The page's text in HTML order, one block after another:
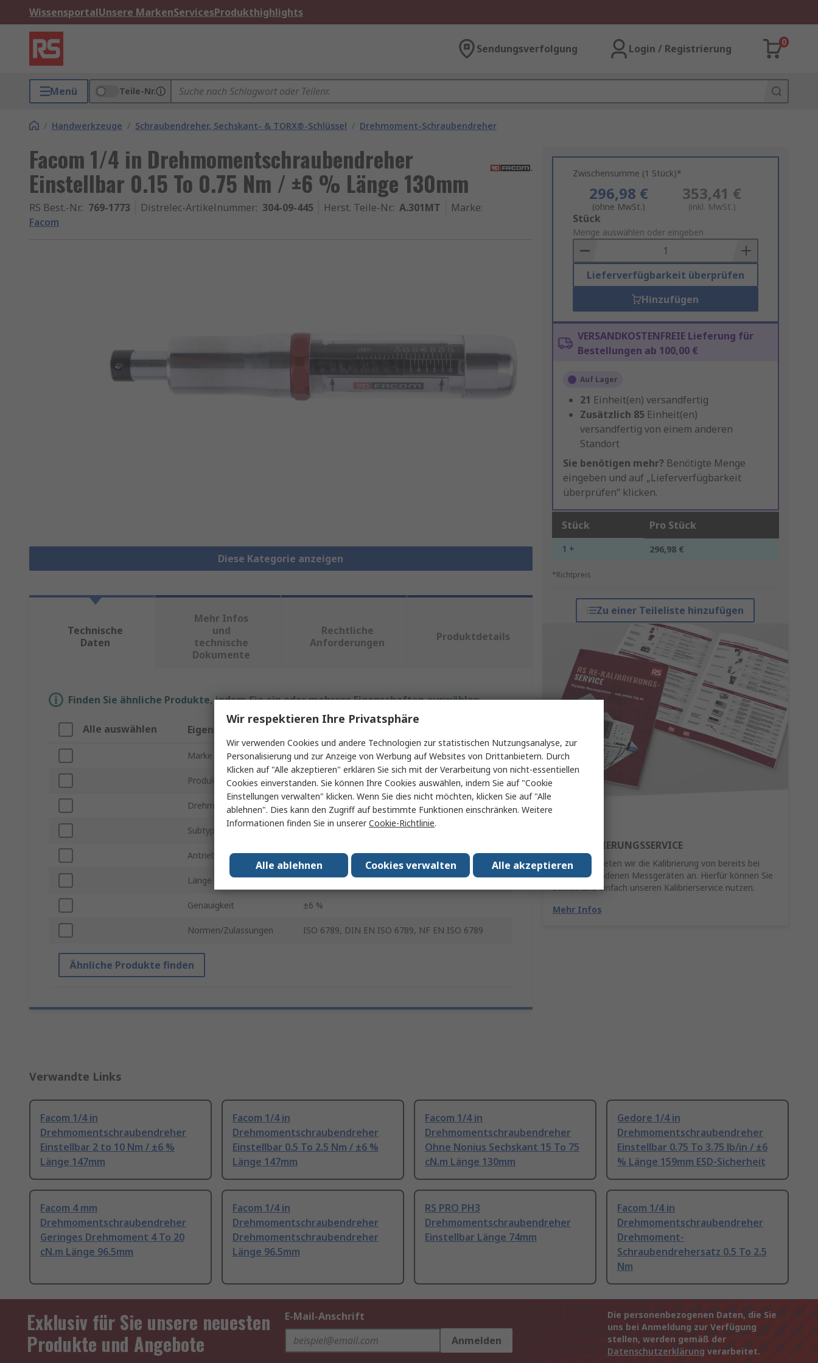
WissensportalUnsere MarkenServicesProdukthighlights
Sendungsverfolgung Login / Registrierung
0
Menü Teile-Nr.
/ Handwerkzeuge / Schraubendreher, Sechskant- & TORX®-Schlüssel / Drehmoment-Schraubendreher
Facom 1/4 in Drehmomentschraubendreher
Einstellbar 0.15 To 0.75 Nm / ±6 % Länge 130mm
RS Best.-Nr.: 769-1773 Distrelec-Artikelnummer: 304-09-445 Herst. Teile-Nr.: A.301MT Marke:
Facom
Diese Kategorie anzeigen
Zwischensumme (1 Stück)*
296,98 €
(ohne MwSt.)
353,41 €
(inkl. MwSt.)
Add
to
Basket
Stück
Menge auswählen oder eingeben
Lieferverfügbarkeit überprüfen
Hinzufügen
VERSANDKOSTENFREIE Lieferung für
Bestellungen ab 100,00 €
Auf Lager
21 Einheit(en) versandfertig
Zusätzlich 85 Einheit(en)
versandfertig von einem anderen
Standort
Sie benötigen mehr? Benötigte Menge
eingeben und auf „Lieferverfügbarkeit
überprüfen“ klicken.
Stück Pro Stück
1 + 296,98 €
*Richtpreis
Zu einer Teileliste hinzufügen
RE-KALIBRIERUNGSSERVICE
Als Service bieten wir die Kalibrierung von bereits bei
Ihnen vorhandenen Messgeräten an. Hierfür können Sie
schnell und einfach unseren Kalibrierservice nutzen.
Mehr Infos
Technische
Daten
Mehr Infos
und
technische
Dokumente
Rechtliche
Anforderungen
Produktdetails
Finden Sie ähnliche Produkte, indem Sie ein oder mehrere Eigenschaften auswählen.
Alle auswählen Eigenschaft
Marke Facom
Produkt Typ Drehmomentschraubendreher
Drehmoment Bereich 0.15 To 0.75 Nm
Subtyp
Antriebsgröße 1/4 in
Länge 130mm
Genauigkeit ±6 %
Normen/Zulassungen ISO 6789, DIN EN ISO 6789, NF EN ISO 6789
Ähnliche Produkte finden
Verwandte Links
Facom 1/4 in
Drehmomentschraubendreher
Einstellbar 2 to 10 Nm / ±6 %
Länge 147mm
Facom 1/4 in
Drehmomentschraubendreher
Einstellbar 0.5 To 2.5 Nm / ±6 %
Länge 147mm
Facom 1/4 in
Drehmomentschraubendreher
Ohne Nonius Sechskant 15 To 75
cN.m Länge 130mm
Gedore 1/4 in
Drehmomentschraubendreher
Einstellbar 0.75 To 3.75 lb/in / ±6
% Länge 159mm ESD-Sicherheit
Facom 4 mm
Drehmomentschraubendreher
Geringes Drehmoment 4 To 20
cN.m Länge 96.5mm
Facom 1/4 in
Drehmomentschraubendreher
Drehmomentschraubendreher
Länge 96.5mm
RS PRO PH3
Drehmomentschraubendreher
Einstellbar Länge 74mm
Facom 1/4 in
Drehmomentschraubendreher
Drehmoment-
Schraubendrehersatz 0.5 To 2.5
Nm
Exklusiv für Sie unsere neuesten
Produkte und Angebote
E-Mail-Anschrift
Anmelden
Die personenbezogenen Daten, die Sie
uns bei Anmeldung zur Verfügung
stellen, werden gemäß der
Datenschutzerklärung verarbeitet.
Wir respektieren Ihre Privatsphäre
Wir verwenden Cookies und andere Technologien zur statistischen Nutzungsanalyse, zur
Personalisierung und zur Anzeige von Werbung auf Websites von Drittanbietern. Durch
Klicken auf "Alle akzeptieren" erklären Sie sich mit der Verarbeitung von nicht-essentiellen
Cookies einverstanden. Sie können Ihre Cookies auswählen, indem Sie auf "Cookie
Einstellungen verwalten" klicken. Wenn Sie dies nicht möchten, klicken Sie auf "Alle
ablehnen". Dies kann den Zugriff auf bestimmte Funktionen einschränken. Weitere
Informationen finden Sie in unsererCookie-Richtlinie.
Alle akzeptieren
Cookies verwalten
Alle ablehnen